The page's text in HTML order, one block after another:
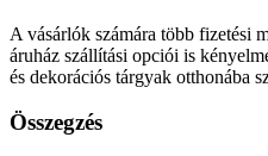
A vásárlók számára több fizetési
áruház szállítási opciói is
és dekorációs tárgyak otthonába
Összegzés